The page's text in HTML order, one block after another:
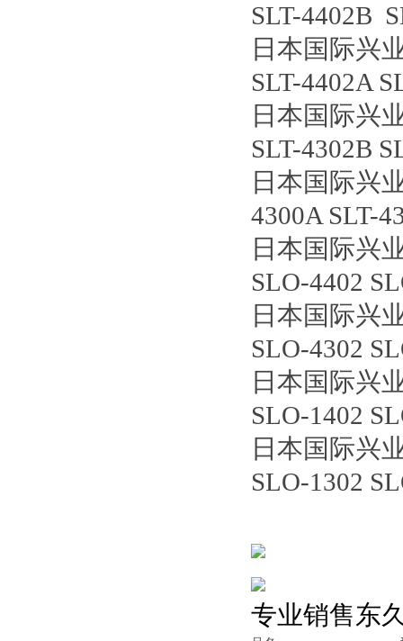
SLT-4402B
日本国际兴
SLT-4402A
日本国际兴
SLT-4302B
日本国际兴
4300A SLT-
日本国际兴
SLO-4402
日本国际兴
SLO-4302
日本国际兴
SLO-1402
日本国际兴
SLO-1302
专业销售东